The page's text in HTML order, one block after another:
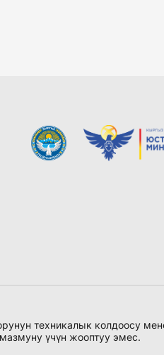
техникалык колдоосу
үчүн жооптуу эмес.